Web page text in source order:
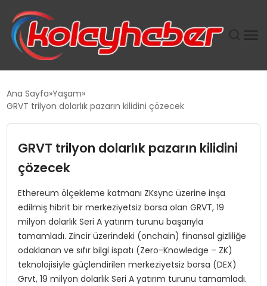
TANYER YAPI ZEMIN MÜHENDISLIĞINDE HEDEF
BÜYÜTTÜ
TOROSLAR’DA PAZAR GERGİNLİĞİ!
Ana Sayfa Yaşam
GRVT trilyon dolarlık pazarın kilidini çözecek
GRVT trilyon dolarlık pazarın kilidini
çözecek
Ethereum ölçekleme katmanı ZKsync üzerine inşa
edilmiş hibrit bir merkeziyetsiz borsa olan GRVT, 19
milyon dolarlık Seri A yatırım turunu başarıyla
tamamladı. Zincir üzerindeki (onchain) finansal gizliliğe
odaklanan ve sıfır bilgi ispatı (Zero-Knowledge – ZK)
teknolojisiyle güçlendirilen merkeziyetsiz borsa (DEX)
Grvt, 19 milyon dolarlık Seri A yatırım turunu tamamladı.